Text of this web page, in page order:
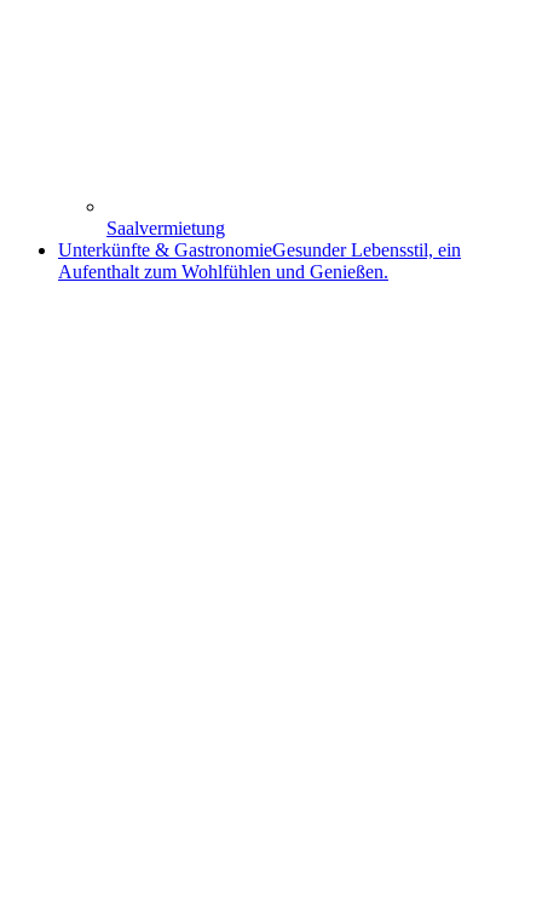
Saalvermietung
Unterkünfte & GastronomieGesunder Lebensstil, ein
Aufenthalt zum Wohlfühlen und Genießen.